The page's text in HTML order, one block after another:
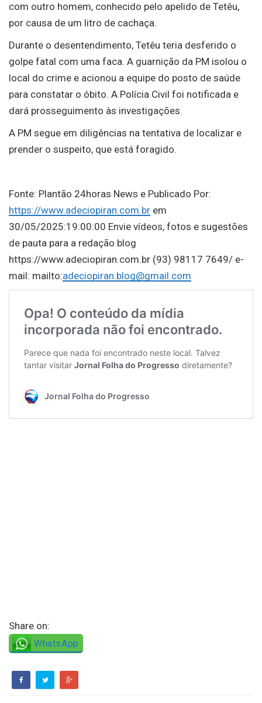
com outro homem, conhecido pelo apelido de Tetêu,
por causa de um litro de cachaça.
Durante o desentendimento, Tetêu teria desferido o
golpe fatal com uma faca. A guarnição da PM isolou o
local do crime e acionou a equipe do posto de saúde
para constatar o óbito. A Polícia Civil foi notificada e
dará prosseguimento às investigações.
A PM segue em diligências na tentativa de localizar e
prender o suspeito, que está foragido.
Fonte: Plantão 24horas News e Publicado Por:
https://www.adeciopiran.com.br em
30/05/2025:19:00:00 Envie vídeos, fotos e sugestões
de pauta para a redação blog
https://www.adeciopiran.com.br (93) 98117 7649/ e-
mail: mailto:adeciopiran.blog@gmail.com
Share on:
WhatsApp